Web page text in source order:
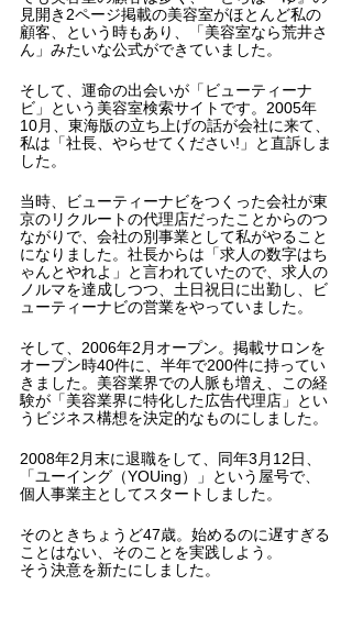
見開き2ページ掲載の美容室がほとんど私の
顧客、という時もあり、「美容室なら荒井さ
ん」みたいな公式ができていました。
そして、運命の出会いが「ビューティーナ
ビ」という美容室検索サイトです。2005年
10月、東海版の立ち上げの話が会社に来て、
私は「社長、やらせてください!」と直訴しま
した。
当時、ビューティーナビをつくった会社が東
京のリクルートの代理店だったことからのつ
ながりで、会社の別事業として私がやること
になりました。社長からは「求人の数字はち
ゃんとやれよ」と言われていたので、求人の
ノルマを達成しつつ、土日祝日に出勤し、ビ
ューティーナビの営業をやっていました。
そして、2006年2月オープン。掲載サロンを
オープン時40件に、半年で200件に持ってい
きました。美容業界での人脈も増え、この経
験が「美容業界に特化した広告代理店」とい
うビジネス構想を決定的なものにしました。
2008年2月末に退職をして、同年3月12日、
「ユーイング（YOUing）」という屋号で、
個人事業主としてスタートしました。
そのときちょうど47歳。始めるのに遅すぎる
ことはない、そのことを実践しよう。
そう決意を新たにしました。